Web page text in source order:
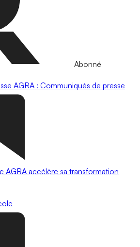
Abonné
AGRA : Communiqués de presse
AGRA accélère sa transformation